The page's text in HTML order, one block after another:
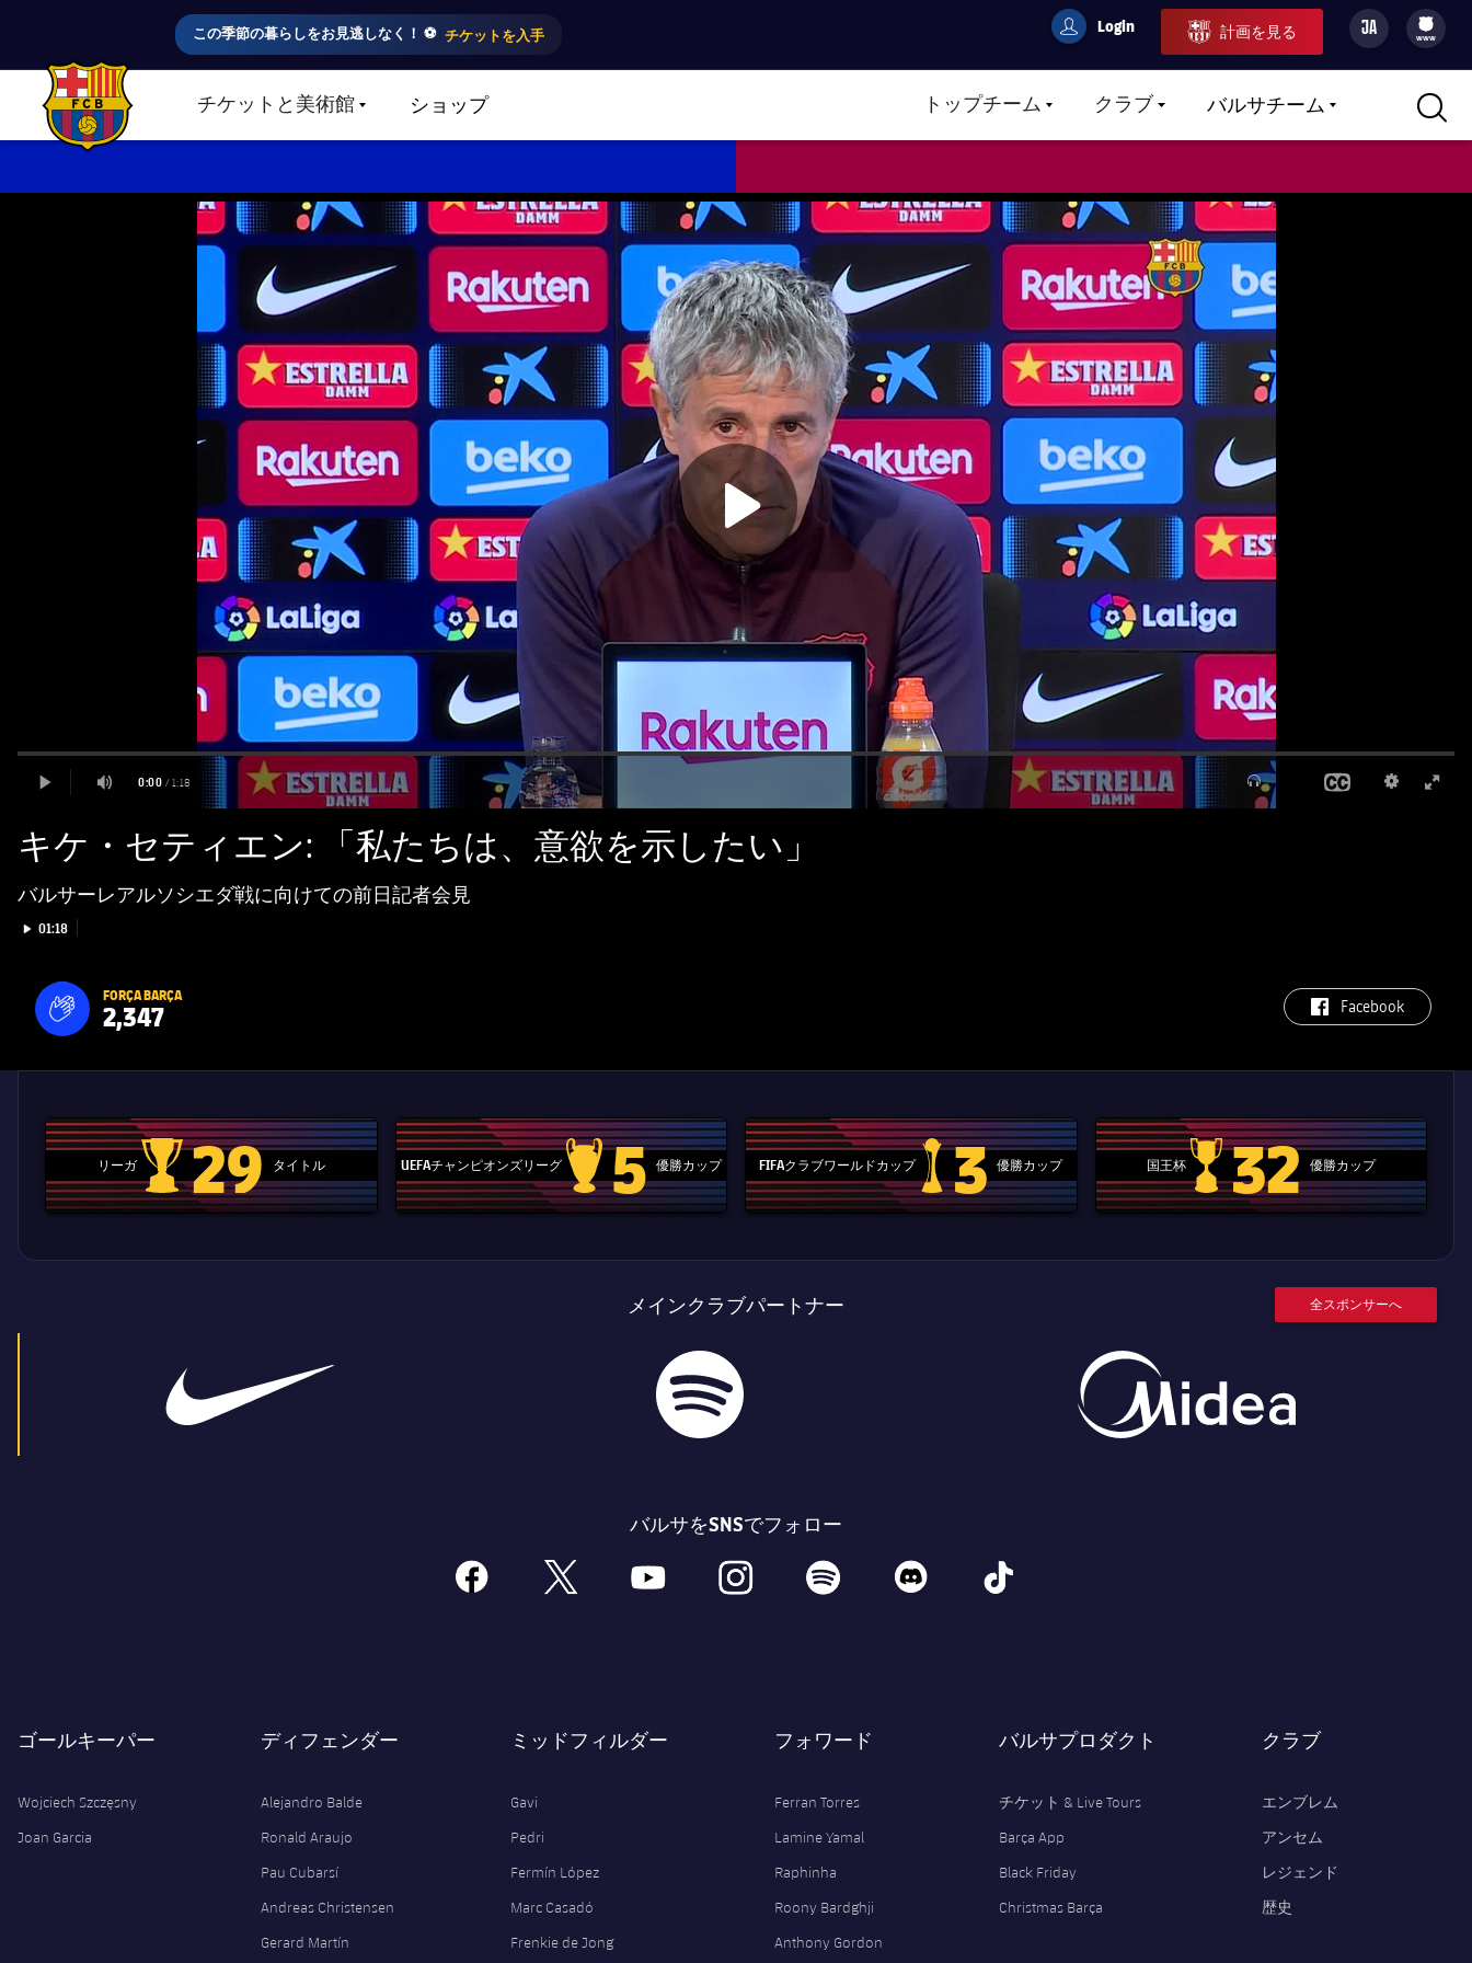
この季節の暮らしをお見逃しなく！ ⚽️ チケットを入手 userCulers
Login 計画を見る JA
filled-badge
www
FC Barcelona club badge チケットと美術館LABEL.SHARE.CARETDOWNショップ トップチームLABEL.ARIA.CARETDOWN
クラブLABEL.ARIA.CARETDOWN
バルサチームLABEL.ARIA.CARETDOWN
キケ・セティエン: 「私たちは、意欲を示したい」
バルサーレアルソシエダ戦に向けての前日記者会見
Play video
01:18
Força Barça
label.aria.forcabarca
FORÇA BARÇA
label.aria.fire
2,347 label.aria.facebook
Facebook
リーガ
La Liga trophy
29 タイトル UEFAチャンピオンズリーグ
Champions League trophy
5 優勝カップ FIFAクラブワールドカップ
label.aria.clubworldcup
3 優勝カップ 国王杯
国王杯
32 優勝カップ
メインクラブパートナー 全スポンサーへ
バルサをSNSでフォロー
facebook x youtube instagram spotify discord tiktok
ゴールキーパー
Wojciech Szczęsny
Joan Garcia
ディフェンダー
Alejandro Balde
Ronald Araujo
Pau Cubarsí
Andreas Christensen
Gerard Martín
ミッドフィルダー
Gavi
Pedri
Fermín López
Marc Casadó
Frenkie de Jong
フォワード
Ferran Torres
Lamine Yamal
Raphinha
Roony Bardghji
Anthony Gordon
バルサプロダクト
チケット & Live Tours
Barça App
Black Friday
Christmas Barça
クラブ
エンブレム
アンセム
レジェンド
歴史